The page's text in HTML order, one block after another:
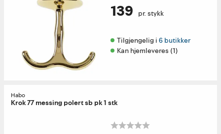
139 pr. stykk
Tilgjengelig i 6 butikker
Kan hjemleveres (1)
Habo
Krok 77 messing polert sb pk 1 stk